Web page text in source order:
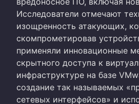
Исследователи отмечают
изощренность атакующих,
скомпрометировав
применяли инновационные
скрытного доступа к
инфраструктуре на базе
создание так называемых
сетевых интерфейсов» и